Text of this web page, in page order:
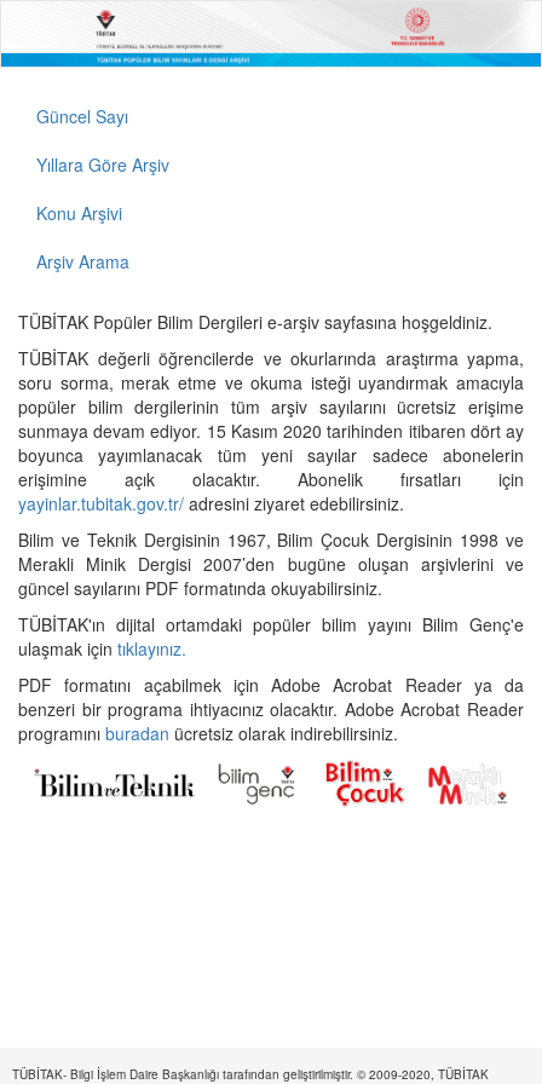
Güncel Sayı
Yıllara Göre Arşiv
Konu Arşivi
Arşiv Arama
TÜBİTAK Popüler Bilim Dergileri e-arşiv sayfasına hoşgeldiniz.
TÜBİTAK değerli öğrencilerde ve okurlarında araştırma yapma,
soru sorma, merak etme ve okuma isteği uyandırmak amacıyla
popüler bilim dergilerinin tüm arşiv sayılarını ücretsiz erişime
sunmaya devam ediyor. 15 Kasım 2020 tarihinden itibaren dört ay
boyunca yayımlanacak tüm yeni sayılar sadece abonelerin
erişimine açık olacaktır. Abonelik fırsatları için
yayinlar.tubitak.gov.tr/ adresini ziyaret edebilirsiniz.
Bilim ve Teknik Dergisinin 1967, Bilim Çocuk Dergisinin 1998 ve
Merakli Minik Dergisi 2007’den bugüne oluşan arşivlerini ve
güncel sayılarını PDF formatında okuyabilirsiniz.
TÜBİTAK'ın dijital ortamdaki popüler bilim yayını Bilim Genç'e
ulaşmak için tıklayınız.
PDF formatını açabilmek için Adobe Acrobat Reader ya da
benzeri bir programa ihtiyacınız olacaktır. Adobe Acrobat Reader
programını buradan ücretsiz olarak indirebilirsiniz.
TÜBİTAK- Bilgi İşlem Daire Başkanlığı tarafından geliştirilmiştir. © 2009-2020, TÜBİTAK